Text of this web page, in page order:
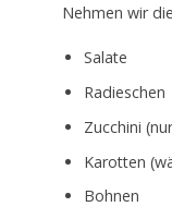
Nehmen wir die
Salate
Radieschen
Zucchini
Karotten
Bohnen